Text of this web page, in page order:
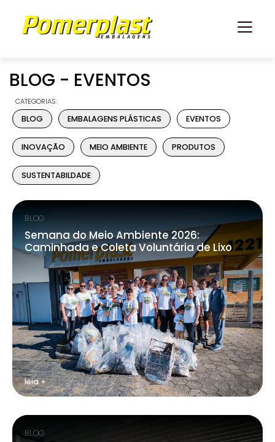
BLOG - EVENTOS
CATEGORIAS:
BLOG EMBALAGENS PLÁSTICAS EVENTOS
INOVAÇÃO MEIO AMBIENTE PRODUTOS
SUSTENTABILDADE
BLOG
Semana do Meio Ambiente 2026:
Caminhada e Coleta Voluntária de Lixo
leia +
BLOG